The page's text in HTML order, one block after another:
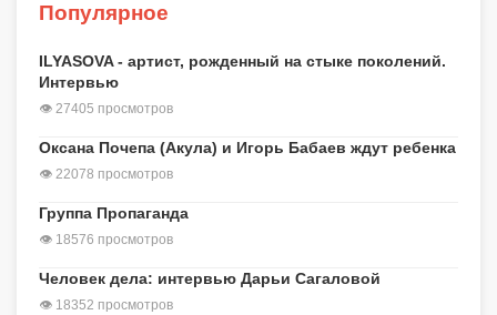
Популярное
ILYASOVA - артист, рожденный на стыке поколений.
Интервью
👁 27405 просмотров
Оксана Почепа (Акула) и Игорь Бабаев ждут ребенка
👁 22078 просмотров
Группа Пропаганда
👁 18576 просмотров
Человек дела: интервью Дарьи Сагаловой
👁 18352 просмотров